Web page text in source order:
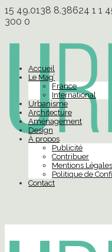
15 49.0138 8.38624 1 1
300 0
Accueil
Le Mag’
France
International
Urbanisme
Architecture
Aménagement
Design
À propos
Publicité
Contribuer
Mentions
Politique de
Contact